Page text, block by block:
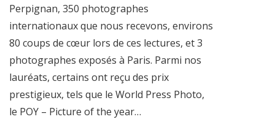
Perpignan, 350 photographes
internationaux que nous recevons, environs
80 coups de cœur lors de ces lectures, et 3
photographes exposés à Paris. Parmi nos
lauréats, certains ont reçu des prix
prestigieux, tels que le World Press Photo,
le POY – Picture of the year…